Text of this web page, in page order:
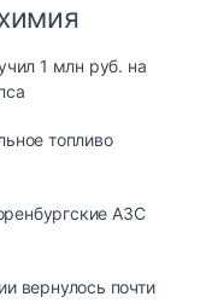
1 млн руб. на
топливо
АЗС
вернулось почти